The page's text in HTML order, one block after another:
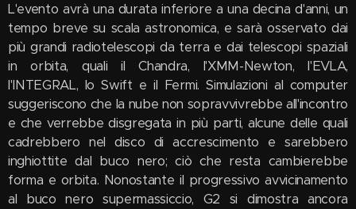
L'evento avrà una durata inferiore a una decina d'anni, un
tempo breve su scala astronomica, e sarà osservato dai
più grandi radiotelescopi da terra e dai telescopi spaziali
in orbita, quali il Chandra, l'XMM-Newton, l'EVLA,
l'INTEGRAL, lo Swift e il Fermi. Simulazioni al computer
suggeriscono che la nube non sopravvivrebbe all'incontro
e che verrebbe disgregata in più parti, alcune delle quali
cadrebbero nel disco di accrescimento e sarebbero
inghiottite dal buco nero; ciò che resta cambierebbe
forma e orbita. Nonostante il progressivo avvicinamento
al buco nero supermassiccio, G2 si dimostra ancora